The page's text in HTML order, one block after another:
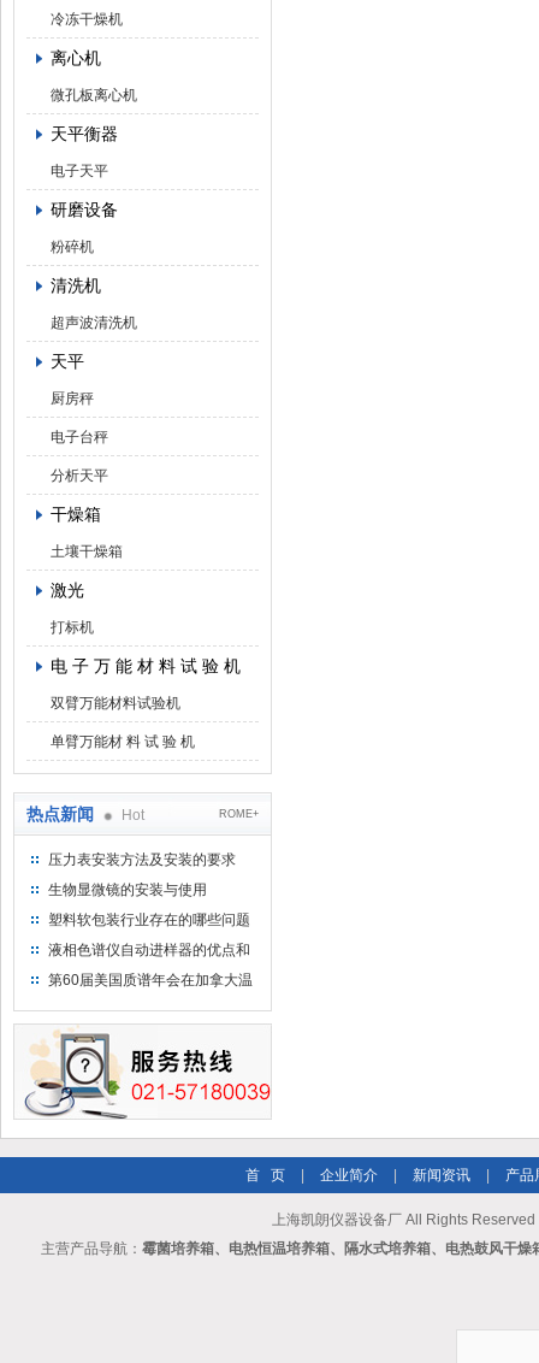
冷冻干燥机
离心机
微孔板离心机
天平衡器
电子天平
研磨设备
粉碎机
清洗机
超声波清洗机
天平
厨房秤
电子台秤
分析天平
干燥箱
土壤干燥箱
激光
打标机
电 子 万 能 材 料 试 验 机
双臂万能材料试验机
单臂万能材 料 试 验 机
热点新闻 Hot ROME+
压力表安装方法及安装的要求
生物显微镜的安装与使用
塑料软包装行业存在的哪些问题
液相色谱仪自动进样器的优点和
维护
第60届美国质谱年会在加拿大温
首 页 企业简介 新闻资讯 产品
上海凯朗仪器设备厂 All Rights Reserved
主营产品导航： 霉菌培养箱、电热恒温培养箱、隔水式培养箱、电热鼓风干